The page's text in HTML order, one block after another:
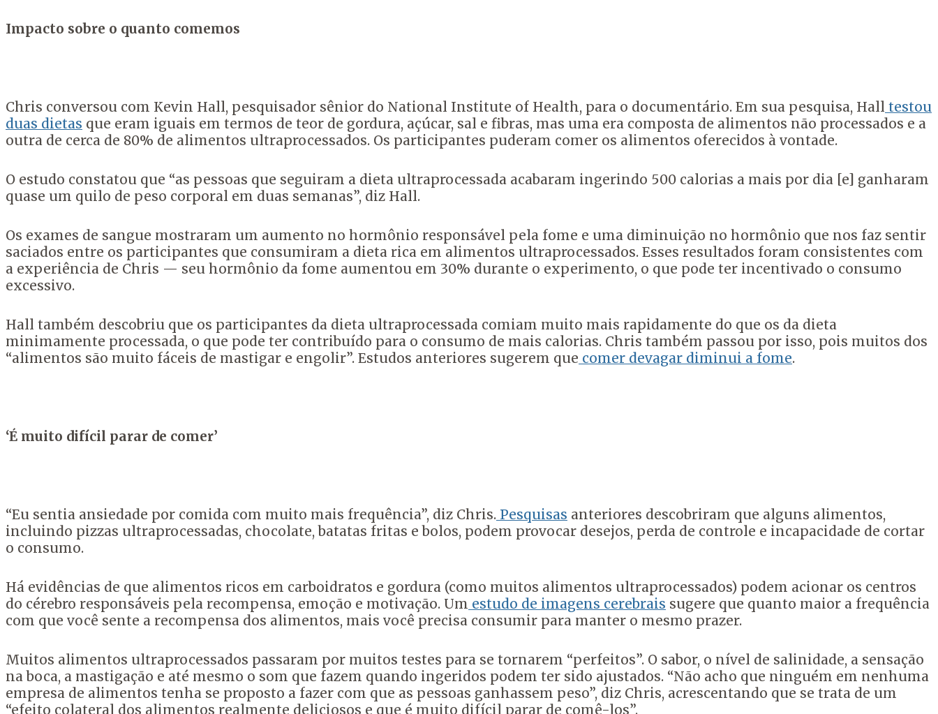
Impacto sobre o quanto comemos
Chris conversou com Kevin Hall, pesquisador sênior do National Institute of Health, para o documentário. Em sua pesquisa, Hall testou
duas dietas que eram iguais em termos de teor de gordura, açúcar, sal e fibras, mas uma era composta de alimentos não processados e a
outra de cerca de 80% de alimentos ultraprocessados. Os participantes puderam comer os alimentos oferecidos à vontade.
O estudo constatou que “as pessoas que seguiram a dieta ultraprocessada acabaram ingerindo 500 calorias a mais por dia [e] ganharam
quase um quilo de peso corporal em duas semanas”, diz Hall.
Os exames de sangue mostraram um aumento no hormônio responsável pela fome e uma diminuição no hormônio que nos faz sentir
saciados entre os participantes que consumiram a dieta rica em alimentos ultraprocessados. Esses resultados foram consistentes com
a experiência de Chris — seu hormônio da fome aumentou em 30% durante o experimento, o que pode ter incentivado o consumo
excessivo.
Hall também descobriu que os participantes da dieta ultraprocessada comiam muito mais rapidamente do que os da dieta
minimamente processada, o que pode ter contribuído para o consumo de mais calorias. Chris também passou por isso, pois muitos dos
“alimentos são muito fáceis de mastigar e engolir”. Estudos anteriores sugerem que comer devagar diminui a fome.
‘É muito difícil parar de comer’
“Eu sentia ansiedade por comida com muito mais frequência”, diz Chris. Pesquisas anteriores descobriram que alguns alimentos,
incluindo pizzas ultraprocessadas, chocolate, batatas fritas e bolos, podem provocar desejos, perda de controle e incapacidade de cortar
o consumo.
Há evidências de que alimentos ricos em carboidratos e gordura (como muitos alimentos ultraprocessados) podem acionar os centros
do cérebro responsáveis pela recompensa, emoção e motivação. Um estudo de imagens cerebrais sugere que quanto maior a frequência
com que você sente a recompensa dos alimentos, mais você precisa consumir para manter o mesmo prazer.
Muitos alimentos ultraprocessados passaram por muitos testes para se tornarem “perfeitos”. O sabor, o nível de salinidade, a sensação
na boca, a mastigação e até mesmo o som que fazem quando ingeridos podem ter sido ajustados. “Não acho que ninguém em nenhuma
empresa de alimentos tenha se proposto a fazer com que as pessoas ganhassem peso”, diz Chris, acrescentando que se trata de um
“efeito colateral dos alimentos realmente deliciosos e que é muito difícil parar de comê-los”.